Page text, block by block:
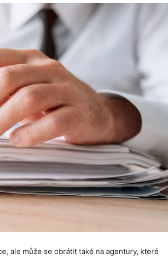
ale může se obrátit také na agentury, které